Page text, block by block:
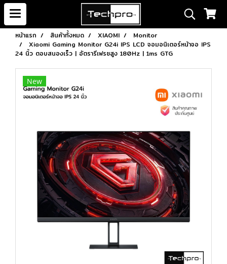
หน้าแรก สินค้าทั้งหมด XIAOMI
Monitor
Xiaomi Gaming Monitor G24i IPS LCD จอมอนิเตอร์หน้าจอ IPS
24 นิ้ว ตอบสนองเร็ว | อัตรารีเฟรชสูง 180Hz | 1ms GTG
New